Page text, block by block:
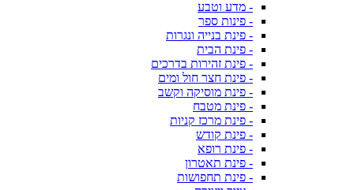
- מדע וטבע
- פינות ספר
- פינת בנייה ונגרות
- פינת הבית
- פינת זהירות בדרכים
- פינת חצר חול ומים
- פינת מוסיקה וקשב
- פינת מטבח
- פינת מרכז קניות
- פינת קודש
- פינת רופא
- פינת תאטרון
- פינת תחפושות